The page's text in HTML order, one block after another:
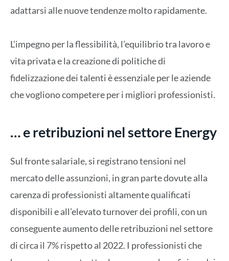
adattarsi alle nuove tendenze molto rapidamente.
L’impegno per la flessibilità, l’equilibrio tra lavoro e
vita privata e la creazione di politiche di
fidelizzazione dei talenti è essenziale per le aziende
che vogliono competere per i migliori professionisti.
… e retribuzioni nel settore Energy
Sul fronte salariale, si registrano tensioni nel
mercato delle assunzioni, in gran parte dovute alla
carenza di professionisti altamente qualificati
disponibili e all’elevato turnover dei profili, con un
conseguente aumento delle retribuzioni nel settore
di circa il 7% rispetto al 2022. I professionisti che